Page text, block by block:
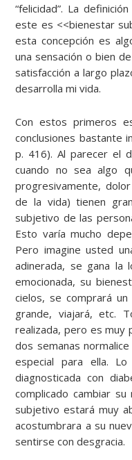
“felicidad”. La
este es <<bienestar
esta concepción es
una sensación o bien
satisfacción a largo
desarrolla mi vida.
Con estos primeros
conclusiones bastante
p. 416). Al parecer el
cuando no sea algo
progresivamente,
de la vida) tienen
subjetivo de las
Esto varía mucho
Pero imagine usted
adinerada, se gana la
emocionada, su
cielos, se comprará
grande, viajará, etc.
realizada, pero es muy
dos semanas
especial para ella.
diagnosticada con
complicado cambiar
subjetivo estará muy
acostumbrara a su
sentirse con desgracia.